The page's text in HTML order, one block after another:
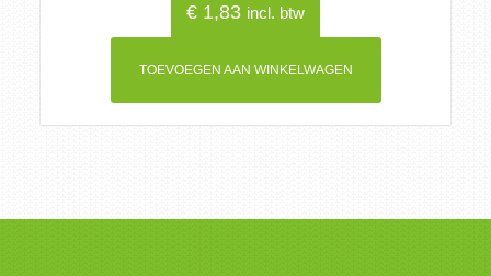
€ 1,83 incl. btw
TOEVOEGEN AAN WINKELWAGEN